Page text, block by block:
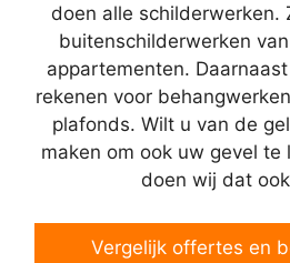
doen alle schilderwerken.
buitenschilderwerken van
appartementen.
rekenen voor
plafonds. Wilt u van de
maken om ook uw gevel te
doen wij dat
Vergelijk offertes en